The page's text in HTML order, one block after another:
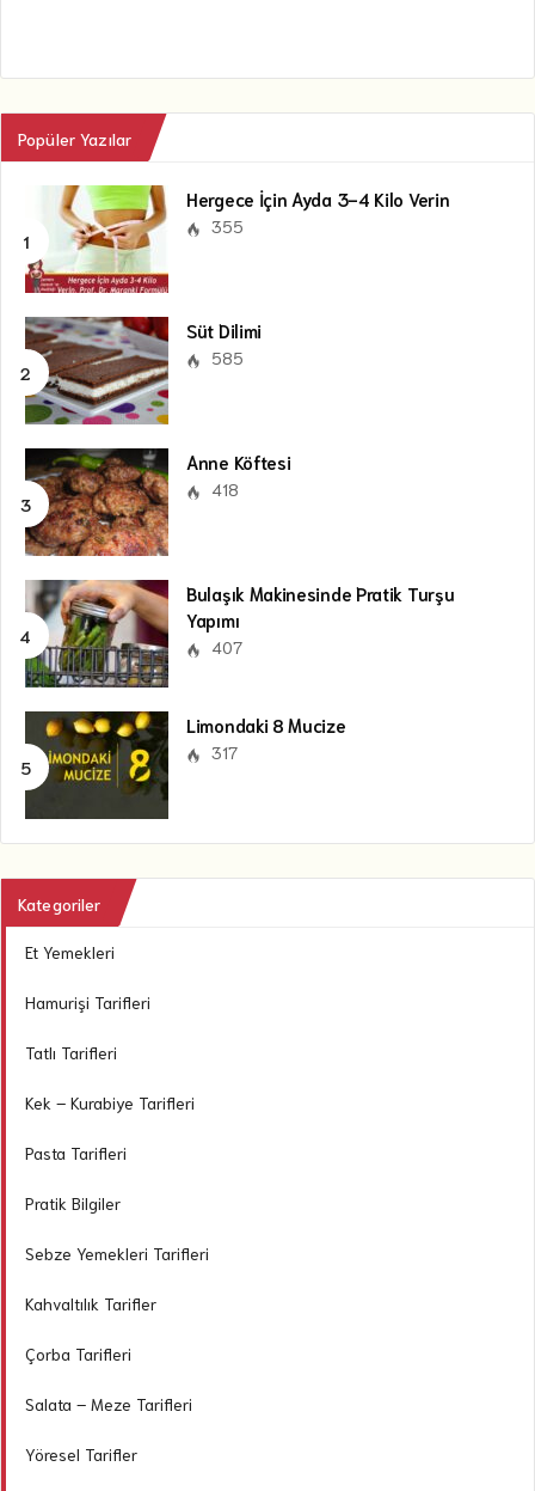
Popüler Yazılar
Hergece İçin Ayda 3-4 Kilo Verin
355
Süt Dilimi
585
Anne Köftesi
418
Bulaşık Makinesinde Pratik Turşu
Yapımı
407
Limondaki 8 Mucize
317
Kategoriler
Et Yemekleri
Hamurişi Tarifleri
Tatlı Tarifleri
Kek – Kurabiye Tarifleri
Pasta Tarifleri
Pratik Bilgiler
Sebze Yemekleri Tarifleri
Kahvaltılık Tarifler
Çorba Tarifleri
Salata – Meze Tarifleri
Yöresel Tarifler